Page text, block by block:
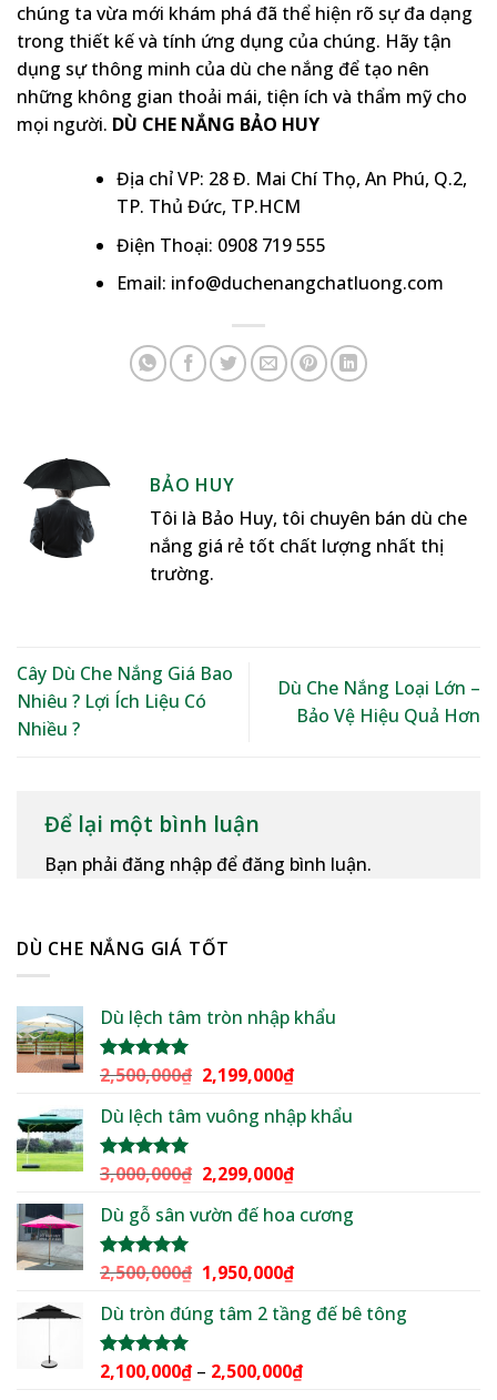
chúng ta vừa mới khám phá đã thể hiện rõ sự đa dạng
trong thiết kế và tính ứng dụng của chúng. Hãy tận
dụng sự thông minh của dù che nắng để tạo nên
những không gian thoải mái, tiện ích và thẩm mỹ cho
mọi người. DÙ CHE NẮNG BẢO HUY
Địa chỉ VP: 28 Đ. Mai Chí Thọ, An Phú, Q.2,
TP. Thủ Đức, TP.HCM
Điện Thoại: 0908 719 555
Email: info@duchenangchatluong.com
BẢO HUY
Tôi là Bảo Huy, tôi chuyên bán dù che
nắng giá rẻ tốt chất lượng nhất thị
trường.
Cây Dù Che Nắng Giá Bao
Nhiêu ? Lợi Ích Liệu Có
Nhiều ?
Dù Che Nắng Loại Lớn –
Bảo Vệ Hiệu Quả Hơn
Để lại một bình luận
Bạn phải đăng nhập để đăng bình luận.
DÙ CHE NẮNG GIÁ TỐT
Dù lệch tâm tròn nhập khẩu
Được xếp
5 sao
2,500,000₫ Giá
là:
2,199,000₫Giá
tại
2,199,000₫.
Dù lệch tâm vuông nhập khẩu
Được xếp
5 sao
3,000,000₫ Giá
là:
2,299,000₫Giá
tại
2,299,000₫.
Dù gỗ sân vườn đế hoa cương
Được xếp
5 sao
2,500,000₫ Giá
là:
1,950,000₫Giá
tại
1,950,000₫.
Dù tròn đúng tâm 2 tầng đế bê tông
Được xếp
2,100,000₫ – 2,500,000₫Khoảng